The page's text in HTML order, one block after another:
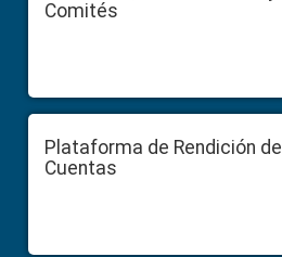
Comités
Plataforma de Rendición de
Cuentas